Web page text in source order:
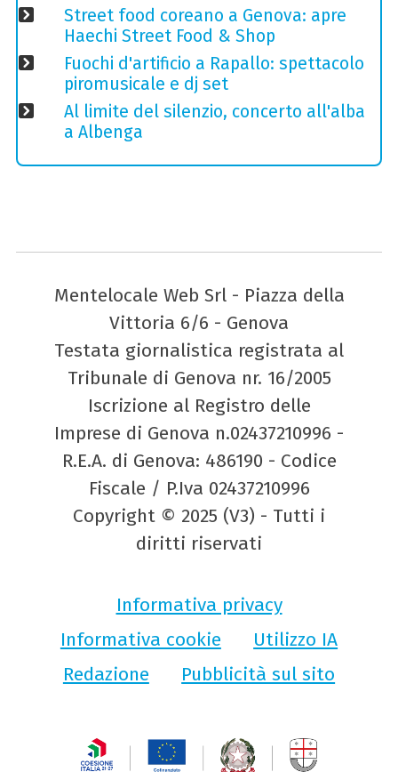
Street food coreano a Genova: apre
Haechi Street Food & Shop
Fuochi d'artificio a Rapallo: spettacolo
piromusicale e dj set
Al limite del silenzio, concerto all'alba
a Albenga
Mentelocale Web Srl - Piazza della
Vittoria 6/6 - Genova
Testata giornalistica registrata al
Tribunale di Genova nr. 16/2005
Iscrizione al Registro delle
Imprese di Genova n.02437210996 -
R.E.A. di Genova: 486190 - Codice
Fiscale / P.Iva 02437210996
Copyright © 2025 (V3) - Tutti i
diritti riservati
Informativa privacy
Informativa cookie
Utilizzo IA
Redazione
Pubblicità sul sito